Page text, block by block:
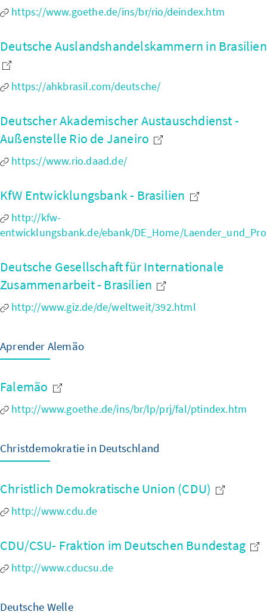
https://www.goethe.de/ins/br/rio/deindex.htm
Deutsche Auslandshandelskammern in Brasilien
https://ahkbrasil.com/deutsche/
Deutscher Akademischer Austauschdienst -
Außenstelle Rio de Janeiro
https://www.rio.daad.de/
KfW Entwicklungsbank - Brasilien
http://kfw-
entwicklungsbank.de/ebank/DE_Home/
Deutsche Gesellschaft für Internationale
Zusammenarbeit - Brasilien
http://www.giz.de/de/weltweit/392.html
Aprender Alemão
Falemão
http://www.goethe.de/ins/br/lp/prj/fal/ptindex.htm
Christdemokratie in Deutschland
Christlich Demokratische Union (CDU)
http://www.cdu.de
CDU/CSU- Fraktion im Deutschen Bundestag
http://www.cducsu.de
Deutsche Welle